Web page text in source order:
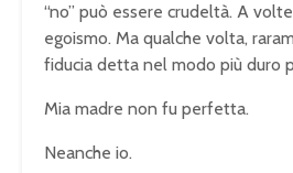
“no” può essere crudeltà. A
egoismo. Ma qualche volta,
fiducia detta nel modo più duro
Mia madre non fu perfetta.
Neanche io.